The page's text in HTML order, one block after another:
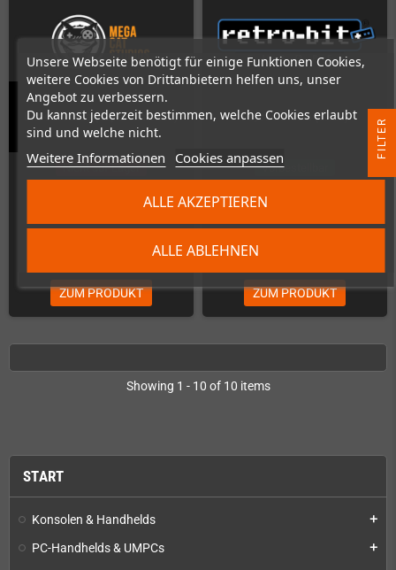
Unsere Webseite benötigt für einige Funktionen Cookies,
weitere Cookies von Drittanbietern helfen uns, unser
Angebot zu verbessern.
Du kannst jederzeit bestimmen, welche Cookies erlaubt
sind und welche nicht.
Weitere Informationen Cookies anpassen
ALLE ABLEHNEN
ALLE AKZEPTIEREN
START
Konsolen & Handhelds add
PC-Handhelds & UMPCs add
Little Medusa (Super Nintendo)
Nicht auf Lager
ZUM PRODUKT
Psycho Dream (SNES)
Vorbestellbar
ZUM PRODUKT
Showing 1 - 10 of 10 items
R